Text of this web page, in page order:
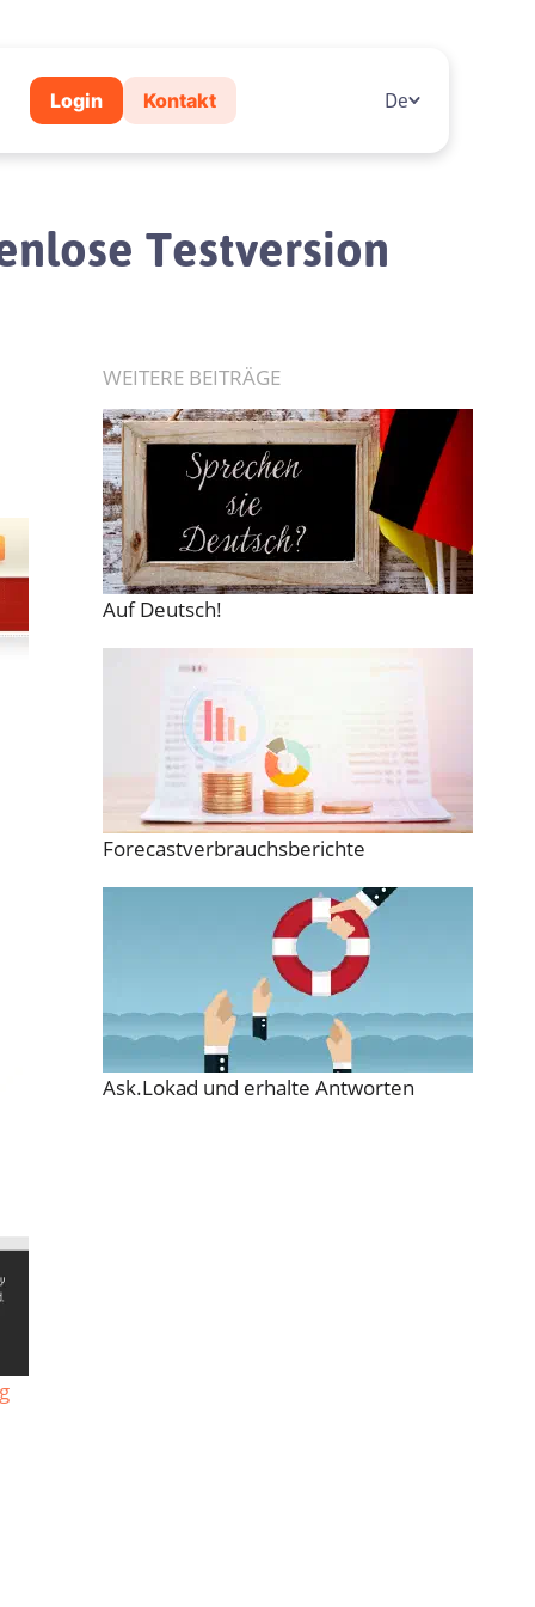
Login Kontakt De
Testversion
WEITERE BEITRÄGE
Auf Deutsch!
Forecastverbrauchsberichte
Ask.Lokad und erhalte Antworten